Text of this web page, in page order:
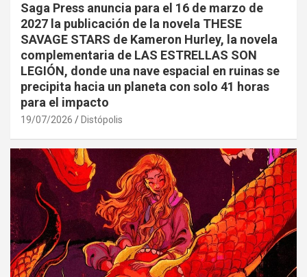
Saga Press anuncia para el 16 de marzo de
2027 la publicación de la novela THESE
SAVAGE STARS de Kameron Hurley, la novela
complementaria de LAS ESTRELLAS SON
LEGIÓN, donde una nave espacial en ruinas se
precipita hacia un planeta con solo 41 horas
para el impacto
19/07/2026 Distópolis